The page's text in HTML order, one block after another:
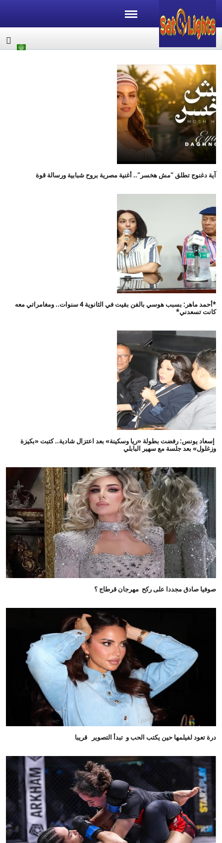
آية دغنوج تطلق "مش هخسر".. أغنية مصرية بروح شبابية ورسالة قوة
*أحمد ماهر: بسبب هوسي بالفن بقيت في الثانوية 4 سنوات.. ومغامراتي معه
كانت تسعدني*
إسعاد يونس: رفضت بطولة «ريا وسكينة» بعد اعتزال شادية.. كتبت «بكيزة
وزغلول» بعد جلسة مع سهير البابلي
صوفيا صادق مجددا على ركح مهرجان قرطاج ؟
درة تعود لفيلمها حين يكتب الحب و تبدأ التصوير قريبا